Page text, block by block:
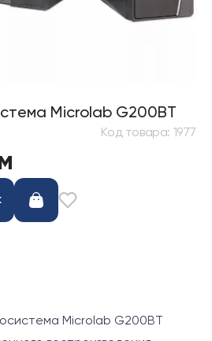
Microlab G200BT
Код товара: 1977
Microlab G200BT